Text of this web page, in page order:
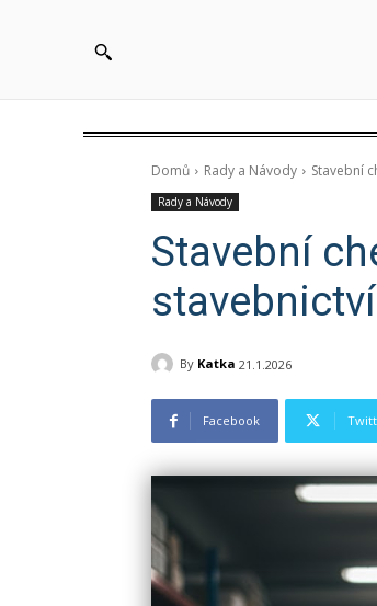
Domů Rady a Návody Stavební
Rady a Návody
Stavební
stavebnictví
By Katka 21.1.2026
Facebook